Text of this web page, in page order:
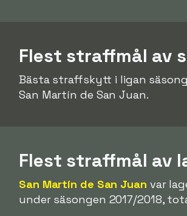
Flest straffmål av
Bästa straffskytt i ligan
San Martín de San Juan.
Flest straffmål av
San Martín de San Juan var
under säsongen 2017/2018,